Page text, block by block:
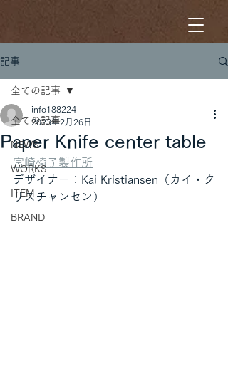
記事
全ての記事
NEWS
WORKS
ITEM
BRAND
全ての記事
Paper Knife center table
info188224
2023年2月26日
宮崎椅子製作所
デザイナー：Kai Kristiansen（カイ・ク
リスチャンセン）